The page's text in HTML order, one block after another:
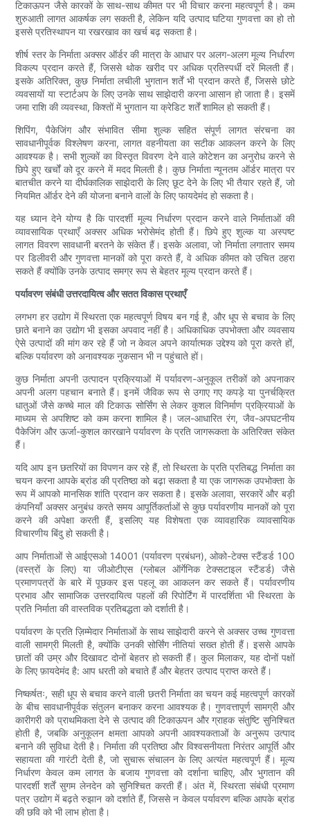
टिकाऊपन जैसे कारकों के साथ-साथ कीमत पर भी विचार करना महत्वपूर्ण है। कम
शुरुआती लागत आकर्षक लग सकती है, लेकिन यदि उत्पाद घटिया गुणवत्ता का हो तो
इससे प्रतिस्थापन या रखरखाव का खर्च बढ़ सकता है।
शीर्ष स्तर के निर्माता अक्सर ऑर्डर की मात्रा के आधार पर अलग-अलग मूल्य निर्धारण
विकल्प प्रदान करते हैं, जिससे थोक खरीद पर अधिक प्रतिस्पर्धी दरें मिलती हैं।
इसके अतिरिक्त, कुछ निर्माता लचीली भुगतान शर्तें भी प्रदान करते हैं, जिससे छोटे
व्यवसायों या स्टार्टअप के लिए उनके साथ साझेदारी करना आसान हो जाता है। इसमें
जमा राशि की व्यवस्था, किश्तों में भुगतान या क्रेडिट शर्तें शामिल हो सकती हैं।
शिपिंग, पैकेजिंग और संभावित सीमा शुल्क सहित संपूर्ण लागत संरचना का
सावधानीपूर्वक विश्लेषण करना, लागत वहनीयता का सटीक आकलन करने के लिए
आवश्यक है। सभी शुल्कों का विस्तृत विवरण देने वाले कोटेशन का अनुरोध करने से
छिपे हुए खर्चों को दूर करने में मदद मिलती है। कुछ निर्माता न्यूनतम ऑर्डर मात्रा पर
बातचीत करने या दीर्घकालिक साझेदारी के लिए छूट देने के लिए भी तैयार रहते हैं, जो
नियमित ऑर्डर देने की योजना बनाने वालों के लिए फायदेमंद हो सकता है।
यह ध्यान देने योग्य है कि पारदर्शी मूल्य निर्धारण प्रदान करने वाले निर्माताओं की
व्यावसायिक प्रथाएँ अक्सर अधिक भरोसेमंद होती हैं। छिपे हुए शुल्क या अस्पष्ट
लागत विवरण सावधानी बरतने के संकेत हैं। इसके अलावा, जो निर्माता लगातार समय
पर डिलीवरी और गुणवत्ता मानकों को पूरा करते हैं, वे अधिक कीमत को उचित ठहरा
सकते हैं क्योंकि उनके उत्पाद समग्र रूप से बेहतर मूल्य प्रदान करते हैं।
पर्यावरण संबंधी उत्तरदायित्व और सतत विकास प्रथाएँ
लगभग हर उद्योग में स्थिरता एक महत्वपूर्ण विषय बन गई है, और धूप से बचाव के लिए
छाते बनाने का उद्योग भी इसका अपवाद नहीं है। अधिकाधिक उपभोक्ता और व्यवसाय
ऐसे उत्पादों की मांग कर रहे हैं जो न केवल अपने कार्यात्मक उद्देश्य को पूरा करते हों,
बल्कि पर्यावरण को अनावश्यक नुकसान भी न पहुंचाते हों।
कुछ निर्माता अपनी उत्पादन प्रक्रियाओं में पर्यावरण-अनुकूल तरीकों को अपनाकर
अपनी अलग पहचान बनाते हैं। इनमें जैविक रूप से उगाए गए कपड़े या पुनर्चक्रित
धातुओं जैसे कच्चे माल की टिकाऊ सोर्सिंग से लेकर कुशल विनिर्माण प्रक्रियाओं के
माध्यम से अपशिष्ट को कम करना शामिल है। जल-आधारित रंग, जैव-अपघटनीय
पैकेजिंग और ऊर्जा-कुशल कारखाने पर्यावरण के प्रति जागरूकता के अतिरिक्त संकेत
हैं।
यदि आप इन छतरियों का विपणन कर रहे हैं, तो स्थिरता के प्रति प्रतिबद्ध निर्माता का
चयन करना आपके ब्रांड की प्रतिष्ठा को बढ़ा सकता है या एक जागरूक उपभोक्ता के
रूप में आपको मानसिक शांति प्रदान कर सकता है। इसके अलावा, सरकारें और बड़ी
कंपनियाँ अक्सर अनुबंध करते समय आपूर्तिकर्ताओं से कुछ पर्यावरणीय मानकों को पूरा
करने की अपेक्षा करती हैं, इसलिए यह विशेषता एक व्यावहारिक व्यावसायिक
विचारणीय बिंदु हो सकती है।
आप निर्माताओं से आईएसओ 14001 (पर्यावरण प्रबंधन), ओको-टेक्स स्टैंडर्ड 100
(वस्त्रों के लिए) या जीओटीएस (ग्लोबल ऑर्गेनिक टेक्सटाइल स्टैंडर्ड) जैसे
प्रमाणपत्रों के बारे में पूछकर इस पहलू का आकलन कर सकते हैं। पर्यावरणीय
प्रभाव और सामाजिक उत्तरदायित्व पहलों की रिपोर्टिंग में पारदर्शिता भी स्थिरता के
प्रति निर्माता की वास्तविक प्रतिबद्धता को दर्शाती है।
पर्यावरण के प्रति ज़िम्मेदार निर्माताओं के साथ साझेदारी करने से अक्सर उच्च गुणवत्ता
वाली सामग्री मिलती है, क्योंकि उनकी सोर्सिंग नीतियां सख्त होती हैं। इससे आपके
छातों की उम्र और दिखावट दोनों बेहतर हो सकती हैं। कुल मिलाकर, यह दोनों पक्षों
के लिए फ़ायदेमंद है: आप धरती को बचाते हैं और बेहतर उत्पाद प्राप्त करते हैं।
निष्कर्षतः, सही धूप से बचाव करने वाली छतरी निर्माता का चयन कई महत्वपूर्ण कारकों
के बीच सावधानीपूर्वक संतुलन बनाकर करना आवश्यक है। गुणवत्तापूर्ण सामग्री और
कारीगरी को प्राथमिकता देने से उत्पाद की टिकाऊपन और ग्राहक संतुष्टि सुनिश्चित
होती है, जबकि अनुकूलन क्षमता आपको अपनी आवश्यकताओं के अनुरूप उत्पाद
बनाने की सुविधा देती है। निर्माता की प्रतिष्ठा और विश्वसनीयता निरंतर आपूर्ति और
सहायता की गारंटी देती है, जो सुचारू संचालन के लिए अत्यंत महत्वपूर्ण हैं। मूल्य
निर्धारण केवल कम लागत के बजाय गुणवत्ता को दर्शाना चाहिए, और भुगतान की
पारदर्शी शर्तें सुगम लेनदेन को सुनिश्चित करती हैं। अंत में, स्थिरता संबंधी प्रमाण
पत्र उद्योग में बढ़ते रुझान को दर्शाते हैं, जिससे न केवल पर्यावरण बल्कि आपके ब्रांड
की छवि को भी लाभ होता है।